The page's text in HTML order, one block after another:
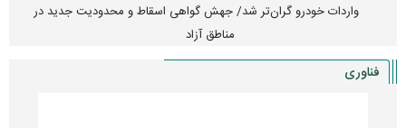
واردات خودرو گران‌تر شد/ جهش گواهی اسقاط و محدودیت جدید در
مناطق آزاد
فناوری